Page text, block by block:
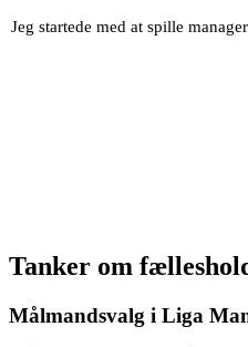
Jeg startede med at spille
Tanker om
Målmandsvalg i Liga